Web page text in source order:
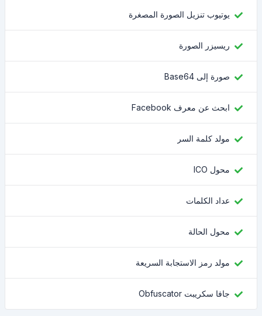
يوتيوب تنزيل الصورة المصغرة
ريسيزر الصورة
صورة إلى Base64
ابحث عن معرف Facebook
مولد كلمة السر
محول ICO
عداد الكلمات
محول الحالة
مولد رمز الاستجابة السريعة
جافا سكريبت Obfuscator